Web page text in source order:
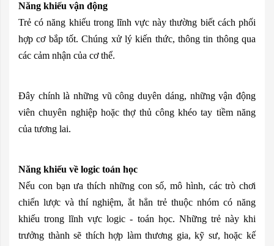
Năng khiếu vận động
Trẻ có năng khiếu trong lĩnh vực này thường biết cách phối
hợp cơ bắp tốt. Chúng xử lý kiến thức, thông tin thông qua
các cảm nhận của cơ thể.
Đây chính là những vũ công duyên dáng, những vận động
viên chuyên nghiệp hoặc thợ thủ công khéo tay tiềm năng
của tương lai.
Năng khiếu về logic toán học
Nếu con bạn ưa thích những con số, mô hình, các trò chơi
chiến lược và thí nghiệm, ắt hẳn trẻ thuộc nhóm có năng
khiếu trong lĩnh vực logic - toán học. Những trẻ này khi
trưởng thành sẽ thích hợp làm thương gia, kỹ sư, hoặc kế